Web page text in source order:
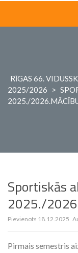
RĪGAS 66.
2025/2026
>
2025./
Sportiskās
2025./
Pievienots 18.12.2025
Pirmais semestris